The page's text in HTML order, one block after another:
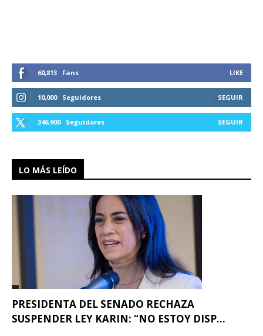
60,813 Fans LIKE
10,000 Seguidores SEGUIR
346,900 Seguidores SEGUIR
LO MÁS LEÍDO
PRESIDENTA DEL SENADO RECHAZA
SUSPENDER LEY KARIN: “NO ESTOY DISP...